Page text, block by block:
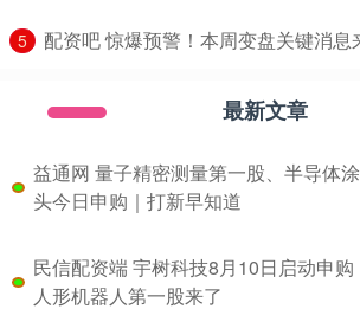
5 配资吧 惊爆预警！本周变盘关键消息
最新文章
益通网 量子精密测量第一股、半导体
头今日申购｜打新早知道
民信配资端 宇树科技8月10日启动申购
人形机器人第一股来了